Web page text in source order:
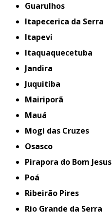
Guarulhos
Itapecerica da Serra
Itapevi
Itaquaquecetuba
Jandira
Juquitiba
Mairiporã
Mauá
Mogi das Cruzes
Osasco
Pirapora do Bom Jesus
Poá
Ribeirão Pires
Rio Grande da Serra